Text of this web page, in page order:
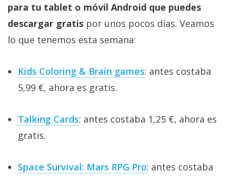
para tu tablet o móvil Android que puedes
descargar gratis por unos pocos días. Veamos
lo que tenemos esta semana:
Kids Coloring & Brain games: antes costaba
5,99 €, ahora es gratis.
Talking Cards: antes costaba 1,25 €, ahora es
gratis.
Space Survival: Mars RPG Pro: antes costaba